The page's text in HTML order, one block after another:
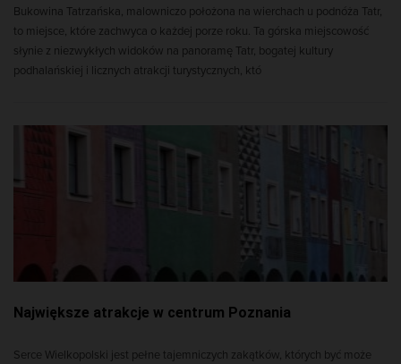
Bukowina Tatrzańska, malowniczo położona na wierchach u podnóża Tatr,
to miejsce, które zachwyca o każdej porze roku. Ta górska miejscowość
słynie z niezwykłych widoków na panoramę Tatr, bogatej kultury
podhalańskiej i licznych atrakcji turystycznych, któ
Największe atrakcje w centrum Poznania
Serce Wielkopolski jest pełne tajemniczych zakątków, których być może